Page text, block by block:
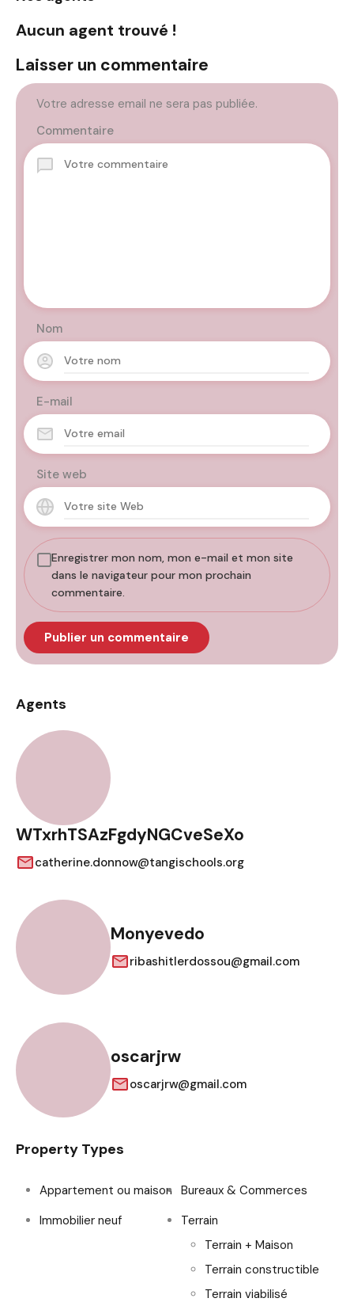
Aucun agent trouvé !
Laisser un commentaire
Votre adresse email ne sera pas publiée.
Commentaire
Nom
E-mail
Site web
Enregistrer mon nom, mon e-mail et mon site
dans le navigateur pour mon prochain
commentaire.
Agents
WTxrhTSAzFgdyNGCveSeXo
catherine.donnow@tangischools.org
Monyevedo
ribashitlerdossou@gmail.com
oscarjrw
oscarjrw@gmail.com
Property Types
Appartement ou maison Bureaux & Commerces
Immobilier neuf
Terrain
Terrain + Maison
Terrain constructible
Terrain viabilisé